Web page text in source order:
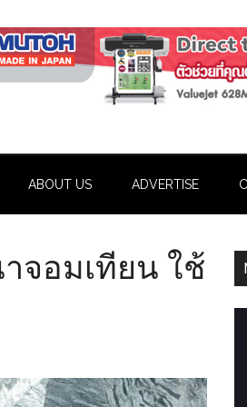
ABOUT US ADVERTISE
จอมเทียน ใช้